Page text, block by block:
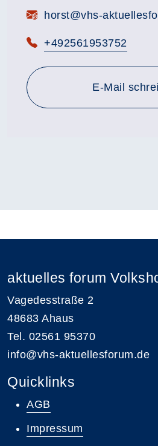
E-Mail:horst@vhs-
Telefon:
+492561953752
E-Mail
aktuelles forum
Vagedesstraße 2
48683 Ahaus
Tel. 02561 95370
info@vhs-aktuellesforum.de
Quicklinks
AGB
Impressum